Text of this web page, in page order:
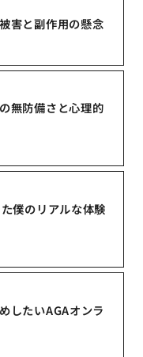
害と副作用の懸念
無防備さと心理的
僕のリアルな体験
したいAGAオンラ